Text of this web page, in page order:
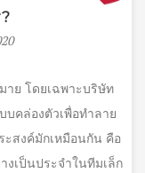
าย โดยเฉพาะบริษัท
บคล่องตัวเพื่อทำลาย
ะสงค์มักเหมือนกัน คือ
งเป็นประจำในทีมเล็ก